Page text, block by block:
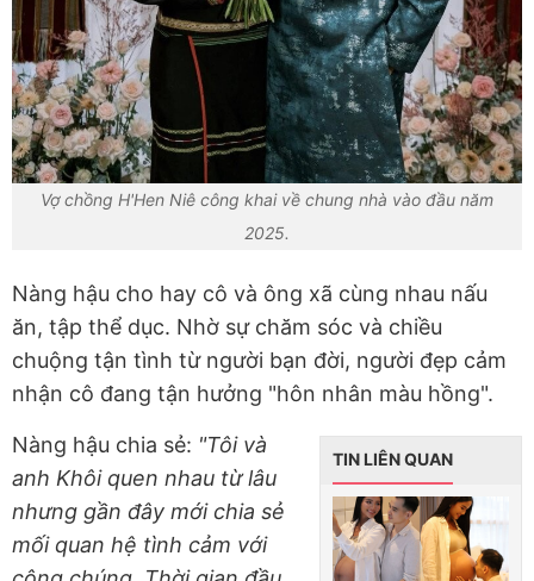
Vợ chồng H'Hen Niê công khai về chung nhà vào đầu năm
2025.
Nàng hậu cho hay cô và ông xã cùng nhau nấu
ăn, tập thể dục. Nhờ sự chăm sóc và chiều
chuộng tận tình từ người bạn đời, người đẹp cảm
nhận cô đang tận hưởng "hôn nhân màu hồng".
TIN LIÊN QUAN
Nàng hậu chia sẻ: "Tôi và
anh Khôi quen nhau từ lâu
nhưng gần đây mới chia sẻ
mối quan hệ tình cảm với